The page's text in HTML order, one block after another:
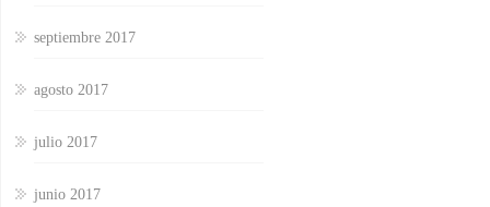
septiembre 2017
agosto 2017
julio 2017
junio 2017